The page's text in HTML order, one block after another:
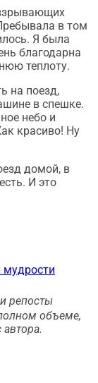
в том
Я была
благодарна
теплоту.
на поезд,
в спешке.
небо и
красиво! Ну
домой, в
И это
репосты
объеме,